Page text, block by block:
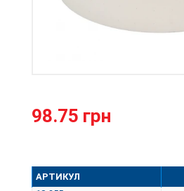
98.75 грн
АРТИКУЛ